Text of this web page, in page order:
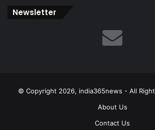
Newsletter
© Copyright 2026, india365news - All
About Us
Contact Us